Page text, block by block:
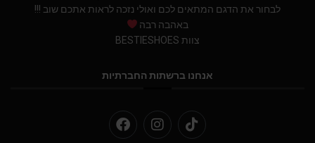
לבחור את הדגם המתאים לכם ואולי נזכה לראות אתכם שוב !!!
באהבה רבה
צוות BESTIESHOES
אנחנו ברשתות החברתיות